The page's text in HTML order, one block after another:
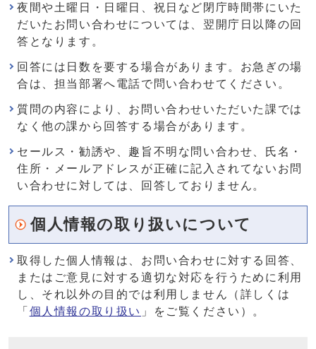
夜間や土曜日・日曜日、祝日など閉庁時間帯にいた
だいたお問い合わせについては、翌開庁日以降の回
答となります。
回答には日数を要する場合があります。お急ぎの場
合は、担当部署へ電話で問い合わせてください。
質問の内容により、お問い合わせいただいた課では
なく他の課から回答する場合があります。
セールス・勧誘や、趣旨不明な問い合わせ、氏名・
住所・メールアドレスが正確に記入されてないお問
い合わせに対しては、回答しておりません。
個人情報の取り扱いについて
取得した個人情報は、お問い合わせに対する回答、
またはご意見に対する適切な対応を行うために利用
し、それ以外の目的では利用しません（詳しくは
「 個人情報の取り扱い 」をご覧ください）。